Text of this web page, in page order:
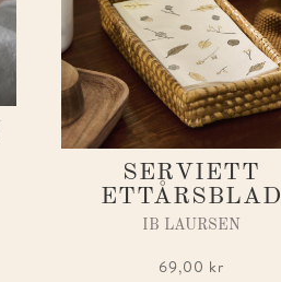
SERVIETT
ETTÅRSBLAD
IB LAURSEN
69,00 kr